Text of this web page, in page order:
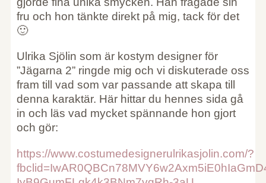
fru och hon tänkte direkt på mig, tack för det
🙂
Ulrika Sjölin som är kostym designer för
”Jägarna 2” ringde mig och vi diskuterade oss
fram till vad som var passande att skapa till
denna karaktär. Här hittar du hennes sida gå
in och läs vad mycket spännande hon gjort
och gör:
https://www.costumedesignerulrikasjolin.com/?